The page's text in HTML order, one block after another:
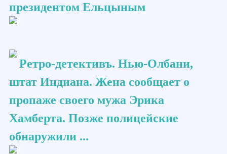
президентом Ельцыным
Ретро-детективъ. Нью-Олбани,
штат Индиана. Жена сообщает о
пропаже своего мужа Эрика
Хамберта. Позже полицейские
обнаружили ...